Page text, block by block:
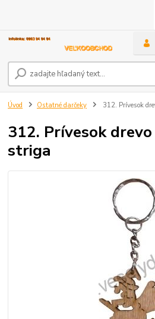
Úvod Ostatné darčeky 312. Prívesok
312. Prívesok
striga